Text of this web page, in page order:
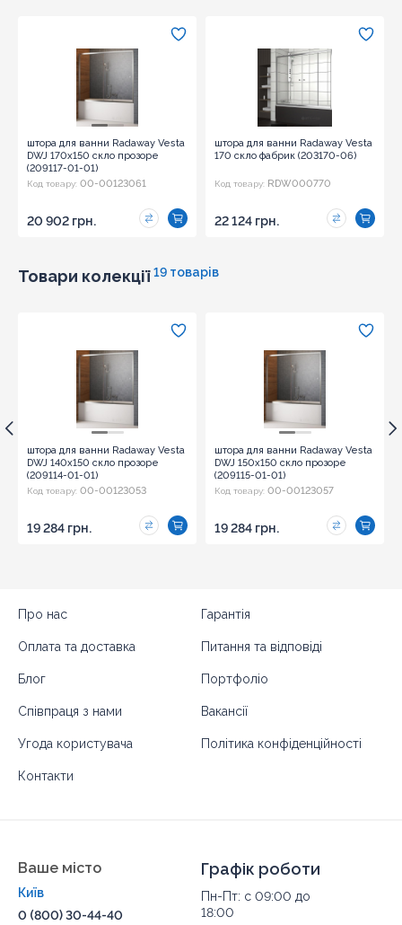
штора для ванни Radaway Vesta
DWJ 170x150 скло прозоре
(209117-01-01)
Код товару: 00-00123061
20 902 грн.
штора для ванни Radaway Vesta
170 скло фабрик (203170-06)
Код товару: RDW000770
22 124 грн.
Товари колекції 19 товарів
штора для ванни Radaway Vesta
DWJ 140x150 скло прозоре
(209114-01-01)
Код товару: 00-00123053
19 284 грн.
штора для ванни Radaway Vesta
DWJ 150x150 скло прозоре
(209115-01-01)
Код товару: 00-00123057
19 284 грн.
Про нас Гарантія
Оплата та доставка Питання та відповіді
Блог Портфоліо
Співпраця з нами Вакансії
Угода користувача Політика конфіденційності
Контакти
Ваше місто
Київ
0 (800) 30-44-40
Графік роботи
Пн-Пт: с 09:00 до
18:00